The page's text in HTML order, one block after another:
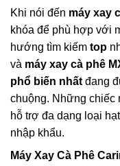
Khi nói đến máy xay
khóa để phù hợp với
hướng tìm kiếm top
và máy xay cà phê
phổ biến nhất đang
chuộng. Những chiếc
hỗ trợ đa dạng loại
nhập khẩu.
Máy Xay Cà Phê